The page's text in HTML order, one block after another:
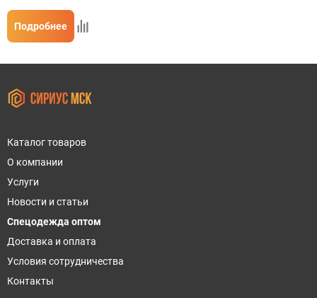
Подробнее
Каталог товаров
О компании
Услуги
Новости и статьи
Спецодежда оптом
Доставка и оплата
Условия сотрудничества
Контакты